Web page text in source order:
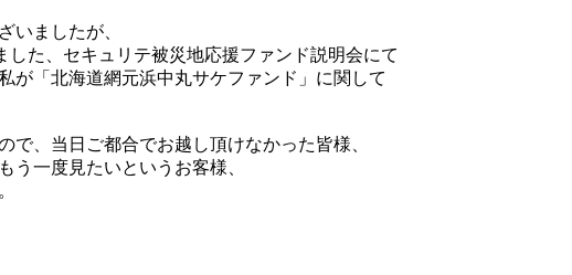
いましたが、
た、セキュリテ被災地応援ファンド説明会にて
が「北海道網元浜中丸サケファンド」に関して
で、当日ご都合でお越し頂けなかった皆様、
う一度見たいというお客様、